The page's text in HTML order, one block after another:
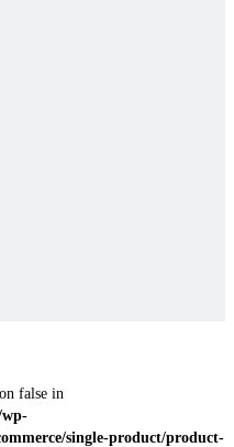
false in
single-product/product-